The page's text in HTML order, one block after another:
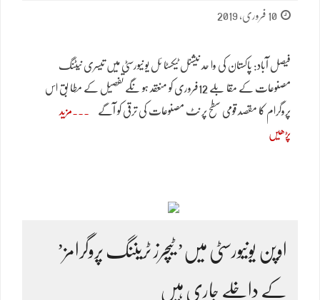
10 فروری, 2019
فیصل آباد: پاکستان کی وا حد نیشنل ٹیکسٹا ئل یو نیورسٹی میں تیسری نیٹنگ
مصنوعات کے مقا بلے 12فروری کو منعقد ہو نگے تفصیل کے مطا بق اس
پروگرام کا مقصد قومی سطح پر نٹ مصنوعات کی ترقی کو آگے مزید
پڑھیں
اوپن یونیورسٹی میں’ ٹیچرز ٹریننگ پروگرامز’
کے داخلے جاری ہیں